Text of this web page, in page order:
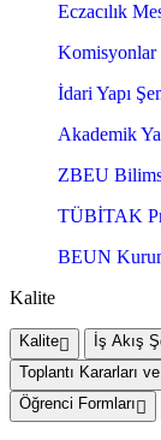
Eczacılık
Komisyonlar
İdari Yapı
Akademik
ZBEU
TÜBİTAK
BEUN
Kalite
Kalite İş Akış
Toplantı Kararları
Öğrenci Formları